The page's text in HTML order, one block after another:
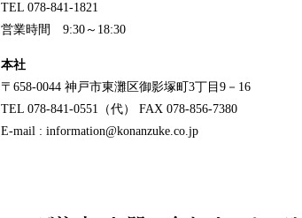
TEL 078-841-1821
営業時間 9:30～18:30
本社
〒658-0044 神戸市東灘区御影塚町3丁目9－16
TEL 078-841-0551（代） FAX 078-856-7380
E-mail : information@konanzuke.co.jp